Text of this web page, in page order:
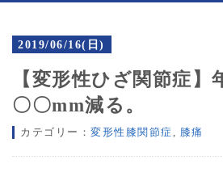
2019/06/16(日)
【変形性ひざ関節症】
〇〇mm減る。
カテゴリー： 変形性膝関節症 , 膝痛